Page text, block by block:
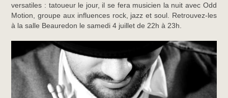
versatiles : tatoueur le jour, il se fera musicien la nuit avec Odd
Motion, groupe aux influences rock, jazz et soul. Retrouvez-les
à la salle Beauredon le samedi 4 juillet de 22h à 23h.